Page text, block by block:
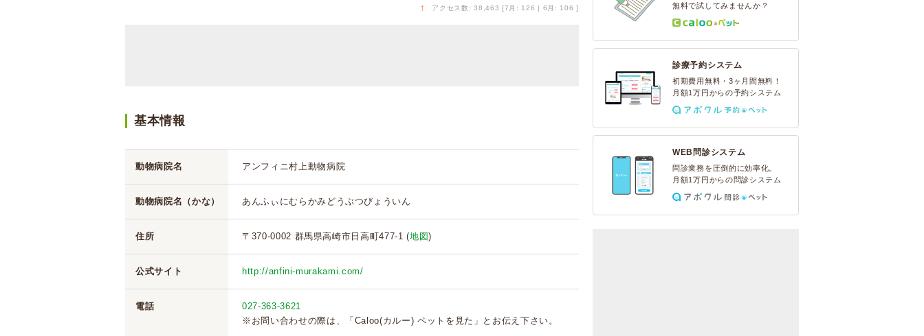
↑ アクセス数: 38,463 [7月: 126 | 6月: 106 ]
基本情報
動物病院名 アンフィニ村上動物病院
動物病院名（かな） あんふぃにむらかみどうぶつびょういん
住所 〒370-0002 群馬県高崎市日高町477-1 (地図)
公式サイト http://anfini-murakami.com/
電話
027-363-3621
※お問い合わせの際は、「Caloo(カルー) ペットを見た」とお伝え下さい。
無料で試してみませんか？
診療予約システム
初期費用無料・3ヶ月間無料！
月額1万円からの予約システム
WEB問診システム
問診業務を圧倒的に効率化。
月額1万円からの問診システム